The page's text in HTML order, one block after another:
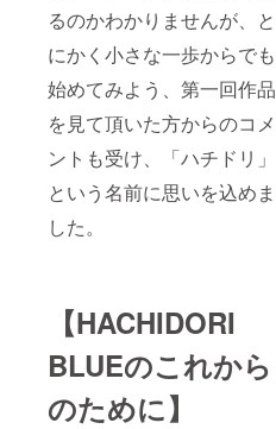
るのかわかりませんが、と
にかく小さな一歩からでも
始めてみよう、第一回作品
を見て頂いた方からのコメ
ントも受け、「ハチドリ」
という名前に思いを込めま
した。
【HACHIDORI
BLUEのこれから
のために】